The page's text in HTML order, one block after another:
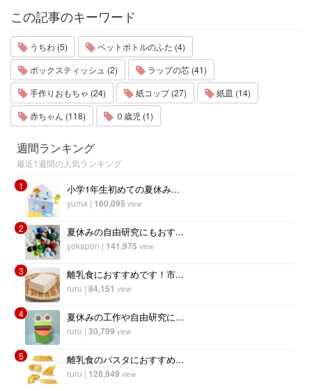
この記事のキーワード
うちわ (5)
ペットボトルのふた (4)
ボックスティッシュ (2)
ラップの芯 (41)
手作りおもちゃ (24)
紙コップ (27)
紙皿 (14)
赤ちゃん (118)
０歳児 (1)
週間ランキング
最近1週間の人気ランキング
1
小学1年生初めての夏休み...
yuma | 160,095 view
2 夏休みの自由研究にもおす...
yokapon | 141,975 view
3 離乳食におすすめです！市...
ruru | 84,151 view
4 夏休みの工作や自由研究に...
ruru | 30,799 view
5 離乳食のパスタにおすすめ...
ruru | 128,949 view